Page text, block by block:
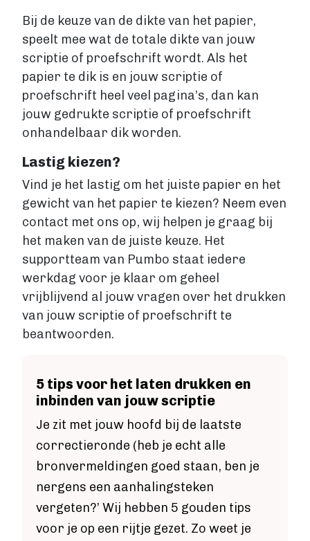
Bij de keuze van de dikte van het papier,
speelt mee wat de totale dikte van jouw
scriptie of proefschrift wordt. Als het
papier te dik is en jouw scriptie of
proefschrift heel veel pagina’s, dan kan
jouw gedrukte scriptie of proefschrift
onhandelbaar dik worden.
Lastig kiezen?
Vind je het lastig om het juiste papier en het
gewicht van het papier te kiezen? Neem even
contact met ons op, wij helpen je graag bij
het maken van de juiste keuze. Het
supportteam van Pumbo staat iedere
werkdag voor je klaar om geheel
vrijblijvend al jouw vragen over het drukken
van jouw scriptie of proefschrift te
beantwoorden.
5 tips voor het laten drukken en
inbinden van jouw scriptie
Je zit met jouw hoofd bij de laatste
correctieronde (heb je echt alle
bronvermeldingen goed staan, ben je
nergens een aanhalingsteken
vergeten?’ Wij hebben 5 gouden tips
voor je op een rijtje gezet. Zo weet je